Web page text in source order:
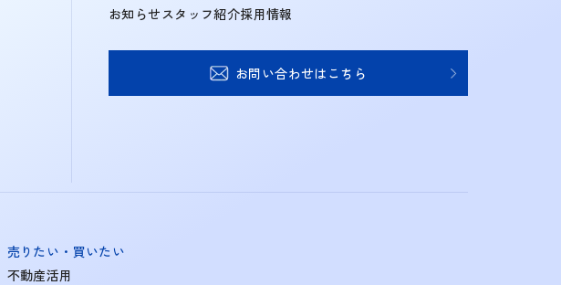
お知らせスタッフ紹介採用情報
お問い合わせはこちら
売りたい・買いたい
不動産活用